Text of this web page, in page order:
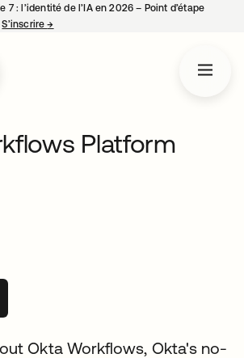
7 : l’identité de l’IA en 2026 – Point d’étape
S’inscrire→
Platform
un nouvel onglet
Okta Workflows, Okta's no-